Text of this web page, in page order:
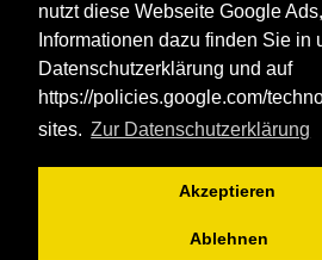
nutzt diese Webseite Google
Informationen dazu finden Sie in
Datenschutzerklärung und auf
https://policies.google.com/
sites. Zur Datenschutzerklärung
Akzeptieren
Ablehnen